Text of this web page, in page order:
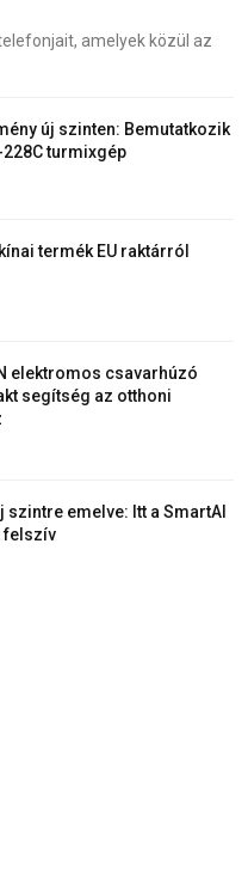
amelyek közül az
új szinten: Bemutatkozik
turmixgép
termék EU raktárról
elektromos csavarhúzó
segítség az otthoni
szintre emelve: Itt a SmartAI
felszív